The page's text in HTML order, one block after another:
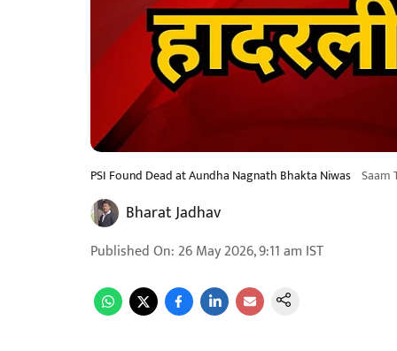
PSI Found Dead at Aundha Nagnath Bhakta Niwas Saam
Bharat Jadhav
Published On: 26 May 2026, 9:11 am IST